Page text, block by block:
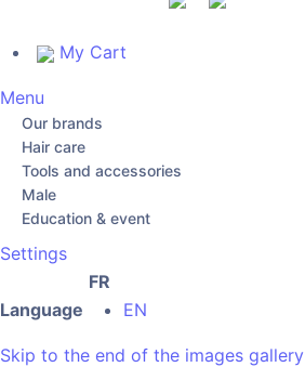
My Cart
Menu
Our brands
Hair care
Tools and accessories
Male
Education & event
Settings
Language
FR
EN
Skip to the end of the images gallery